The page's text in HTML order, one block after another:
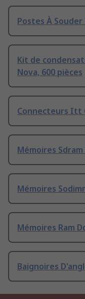
Postes À Souder
Kit de
Nova, 600 pièces
Connecteurs Itt
Mémoires
Mémoires
Mémoires Ram
Baignoires